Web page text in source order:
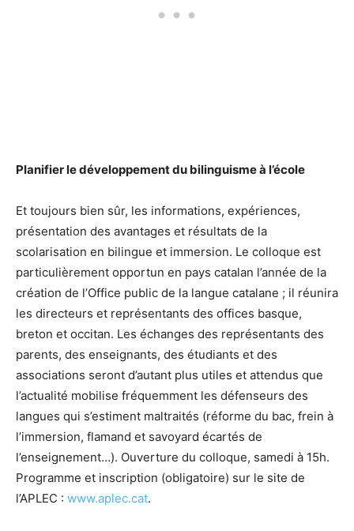
Planifier le développement du bilinguisme à l’école
Et toujours bien sûr, les informations, expériences,
présentation des avantages et résultats de la
scolarisation en bilingue et immersion. Le colloque est
particulièrement opportun en pays catalan l’année de la
création de l’Office public de la langue catalane ; il réunira
les directeurs et représentants des offices basque,
breton et occitan. Les échanges des représentants des
parents, des enseignants, des étudiants et des
associations seront d’autant plus utiles et attendus que
l’actualité mobilise fréquemment les défenseurs des
langues qui s’estiment maltraités (réforme du bac, frein à
l’immersion, flamand et savoyard écartés de
l’enseignement…). Ouverture du colloque, samedi à 15h.
Programme et inscription (obligatoire) sur le site de
l’APLEC : www.aplec.cat.